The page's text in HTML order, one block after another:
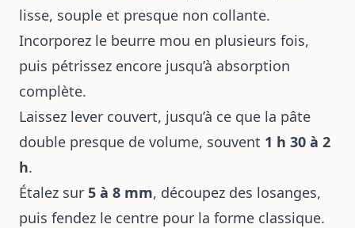
lisse, souple et presque non collante.
Incorporez le beurre mou en plusieurs fois,
puis pétrissez encore jusqu’à absorption
complète.
Laissez lever couvert, jusqu’à ce que la pâte
double presque de volume, souvent 1 h 30 à 2
h.
Étalez sur 5 à 8 mm, découpez des losanges,
puis fendez le centre pour la forme classique.